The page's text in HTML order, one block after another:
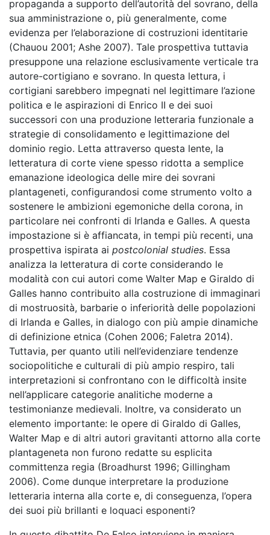
propaganda a supporto dell’autorità del sovrano, della
sua amministrazione o, più generalmente, come
evidenza per l’elaborazione di costruzioni identitarie
(Chauou 2001; Ashe 2007). Tale prospettiva tuttavia
presuppone una relazione esclusivamente verticale tra
autore-cortigiano e sovrano. In questa lettura, i
cortigiani sarebbero impegnati nel legittimare l’azione
politica e le aspirazioni di Enrico II e dei suoi
successori con una produzione letteraria funzionale a
strategie di consolidamento e legittimazione del
dominio regio. Letta attraverso questa lente, la
letteratura di corte viene spesso ridotta a semplice
emanazione ideologica delle mire dei sovrani
plantageneti, configurandosi come strumento volto a
sostenere le ambizioni egemoniche della corona, in
particolare nei confronti di Irlanda e Galles. A questa
impostazione si è affiancata, in tempi più recenti, una
prospettiva ispirata ai postcolonial studies. Essa
analizza la letteratura di corte considerando le
modalità con cui autori come Walter Map e Giraldo di
Galles hanno contribuito alla costruzione di immaginari
di mostruosità, barbarie o inferiorità delle popolazioni
di Irlanda e Galles, in dialogo con più ampie dinamiche
di definizione etnica (Cohen 2006; Faletra 2014).
Tuttavia, per quanto utili nell’evidenziare tendenze
sociopolitiche e culturali di più ampio respiro, tali
interpretazioni si confrontano con le difficoltà insite
nell’applicare categorie analitiche moderne a
testimonianze medievali. Inoltre, va considerato un
elemento importante: le opere di Giraldo di Galles,
Walter Map e di altri autori gravitanti attorno alla corte
plantageneta non furono redatte su esplicita
committenza regia (Broadhurst 1996; Gillingham
2006). Come dunque interpretare la produzione
letteraria interna alla corte e, di conseguenza, l’opera
dei suoi più brillanti e loquaci esponenti?